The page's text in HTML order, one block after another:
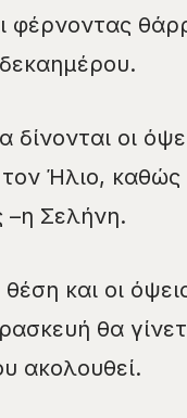
φέρνοντας
δεκαημέρου.
δίνονται οι
Ήλιο, καθώς
–η Σελήνη.
και οι
θα
ακολουθεί.